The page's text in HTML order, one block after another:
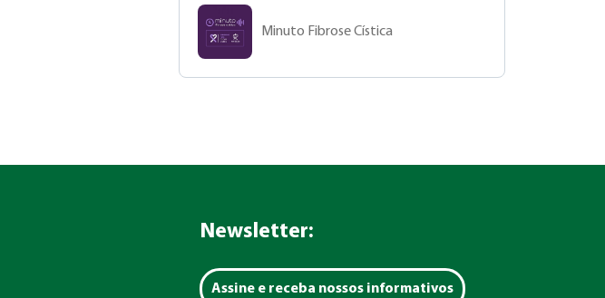
Minuto Fibrose Cística
Newsletter:
Assine e receba nossos informativos